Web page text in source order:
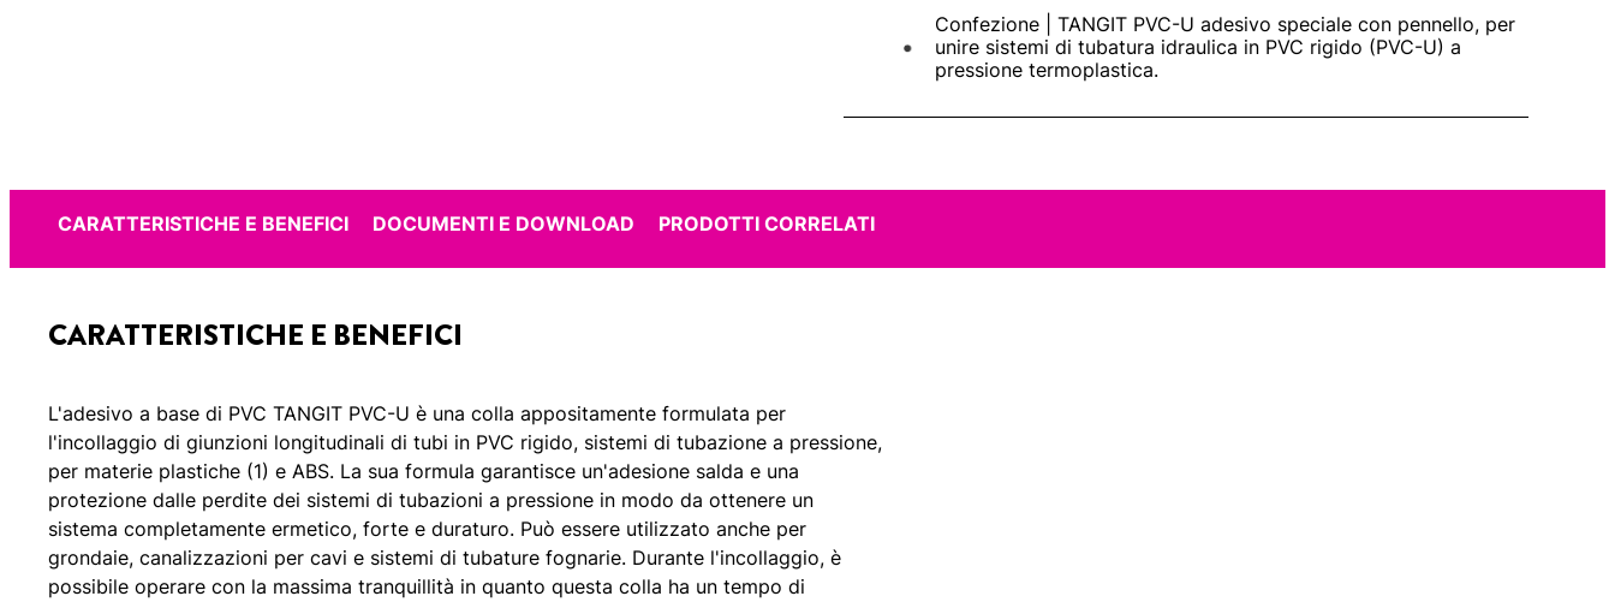
Confezione | TANGIT PVC-U adesivo speciale con pennello, per
unire sistemi di tubatura idraulica in PVC rigido (PVC-U) a
pressione termoplastica.
CARATTERISTICHE E BENEFICI DOCUMENTI E DOWNLOAD PRODOTTI CORRELATI
CARATTERISTICHE E BENEFICI
L'adesivo a base di PVC TANGIT PVC-U è una colla appositamente formulata per
l'incollaggio di giunzioni longitudinali di tubi in PVC rigido, sistemi di tubazione a pressione,
per materie plastiche (1) e ABS. La sua formula garantisce un'adesione salda e una
protezione dalle perdite dei sistemi di tubazioni a pressione in modo da ottenere un
sistema completamente ermetico, forte e duraturo. Può essere utilizzato anche per
grondaie, canalizzazioni per cavi e sistemi di tubature fognarie. Durante l'incollaggio, è
possibile operare con la massima tranquillità in quanto questa colla ha un tempo di